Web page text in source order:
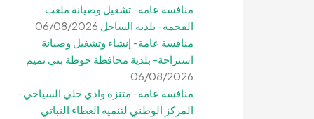
منافسة عامة- تشغيل وصيانة ملعب
القحمة- بلدية الساحل 06/08/2026
منافسة عامة- إنشاء وتشغيل وصيانة
استراحة- بلدية محافظة حوطة بني تميم
06/08/2026
منافسة عامة- متنزه وادي حلي السياحي-
المركز الوطني لتنمية الغطاء النباتي